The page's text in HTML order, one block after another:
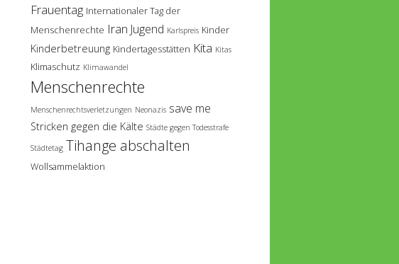
Frauentag Internationaler Tag der
Menschenrechte Iran Jugend Karlspreis Kinder
Kinderbetreuung Kindertagesstätten Kita Kitas
Klimaschutz Klimawandel
Menschenrechte
Menschenrechtsverletzungen Neonazis save me
Stricken gegen die Kälte Städte gegen Todesstrafe
Städtetag Tihange abschalten
Wollsammelaktion